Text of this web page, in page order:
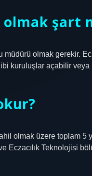
olmak şart
olmak gerekir.
kuruluşlar açabilir veya
olmak üzere toplam 5
Eczacılık Teknolojisi